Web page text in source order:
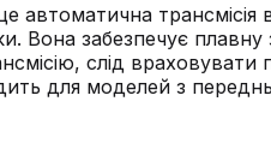
автоматична трансмісія
Вона забезпечує
слід враховувати
для моделей з